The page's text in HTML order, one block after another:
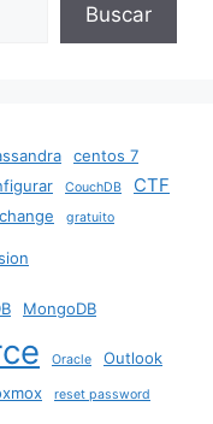
Buscar
centos 7
CouchDB CTF
gratuito
MongoDB
Oracle Outlook
reset password